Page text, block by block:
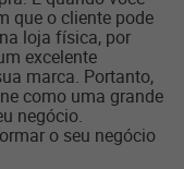
que o cliente pode
loja física, por
excelente
marca. Portanto,
como uma grande
negócio.
o seu negócio